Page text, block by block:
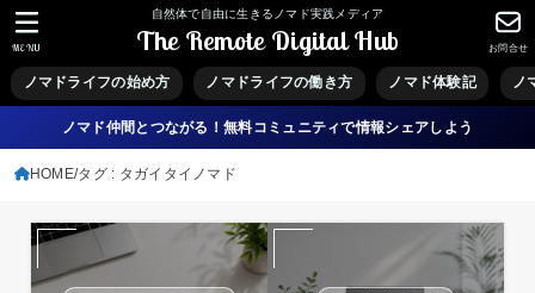
自然体で自由に生きるノマド実践メディア
The Remote Digital Hub
ノマドライフの始め方 ノマドライフの働き方 ノマド体験記 ノ
お問合せ
MENU
ノマド仲間とつながる！無料コミュニティで情報シェアしよう
HOME タグ : タガイタイノマド